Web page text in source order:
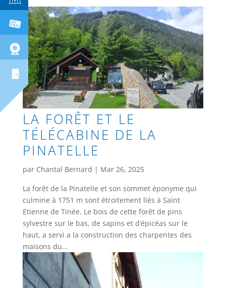
LA FORÊT ET LE
TÉLÉCABINE DE LA
PINATELLE
par Chantal Bernard | Mar 26, 2025
La forêt de la Pinatelle et son sommet éponyme qui
culmine à 1751 m sont étroitement liés à Saint
Etienne de Tinée. Le bois de cette forêt de pins
sylvestre sur le bas, de sapins et d’épicéas sur le
haut, a servi a la construction des charpentes des
maisons du...